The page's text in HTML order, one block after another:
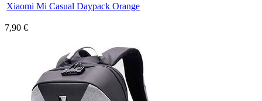
Xiaomi Mi Casual Daypack Orange
7,90 €